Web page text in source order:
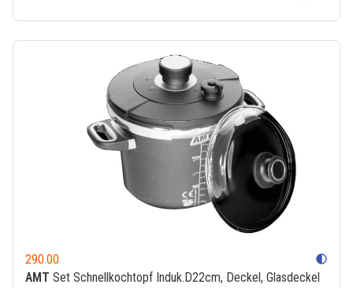
290.00 contrast
AMT Set Schnellkochtopf Induk.D22cm, Deckel, Glasdeckel